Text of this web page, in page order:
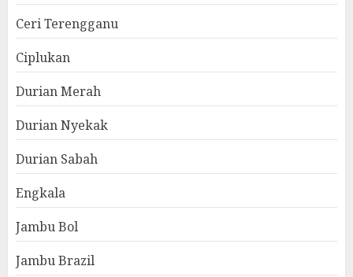
Ceri Terengganu
Ciplukan
Durian Merah
Durian Nyekak
Durian Sabah
Engkala
Jambu Bol
Jambu Brazil